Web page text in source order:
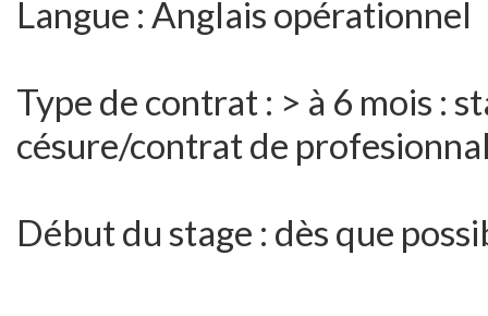
Langue : Anglais opérationnel
Type de contrat : > à 6 mois :
césure/contrat de
Début du stage : dès que